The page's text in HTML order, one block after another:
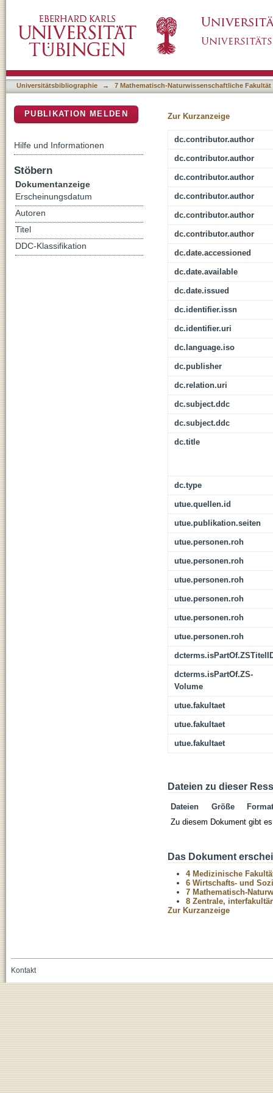
individual levels of inattention and
Universitätsbibliographie → 7 Mathematisch-Naturwissenschaftliche Fakultät
Zur Kurzanzeige
dc.contributor.author
dc.contributor.author
dc.contributor.author
dc.contributor.author
dc.contributor.author
dc.contributor.author
dc.date.accessioned
dc.date.available
dc.date.issued
dc.identifier.issn
dc.identifier.uri
dc.language.iso
dc.publisher
dc.relation.uri
dc.subject.ddc
dc.subject.ddc
dc.title
dc.type
utue.quellen.id
utue.publikation.seiten
utue.personen.roh
utue.personen.roh
utue.personen.roh
utue.personen.roh
utue.personen.roh
utue.personen.roh
dcterms.isPartOf.ZS-
Volume
utue.fakultaet
utue.fakultaet
utue.fakultaet
Dateien zu dieser
Dateien Größe
Format
Zu diesem Dokument gibt
Das Dokument
4 Medizinische
6 Wirtschafts- und
7 Mathematisch-
8 Zentrale,
Zur Kurzanzeige
PUBLIKATION MELDEN
Hilfe und Informationen
Stöbern
Dokumentanzeige
Erscheinungsdatum
Autoren
Titel
DDC-Klassifikation
Kontakt